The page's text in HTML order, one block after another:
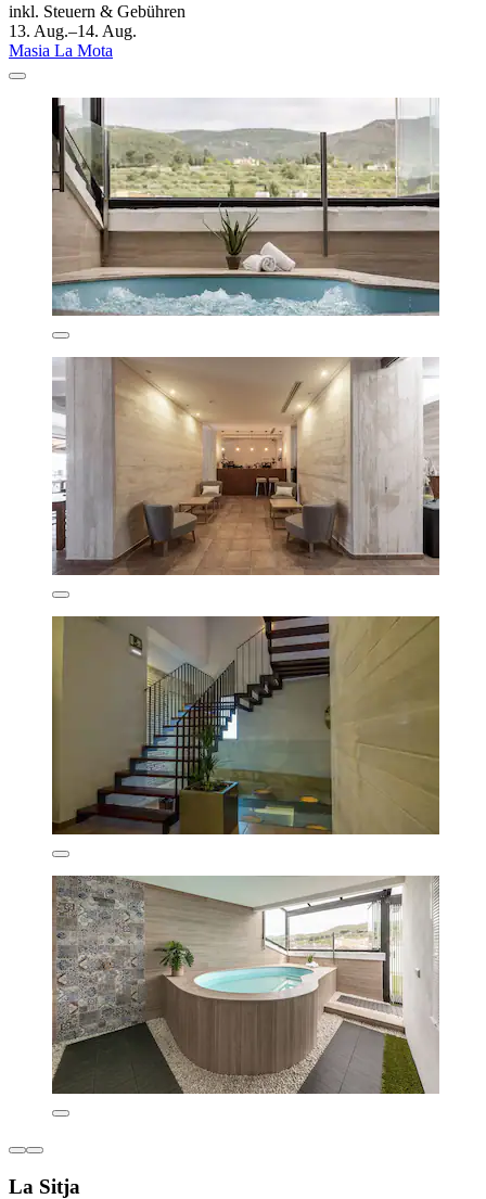
inkl. Steuern & Gebühren
13. Aug.–14. Aug.
Masia La Mota
La Sitja